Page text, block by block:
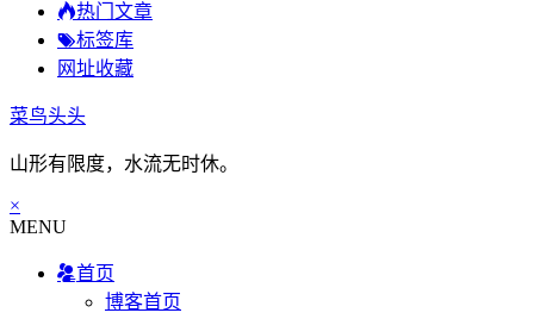
热门文章
标签库
网址收藏
菜鸟头头
山形有限度，水流无时休。
×
MENU
首页
博客首页